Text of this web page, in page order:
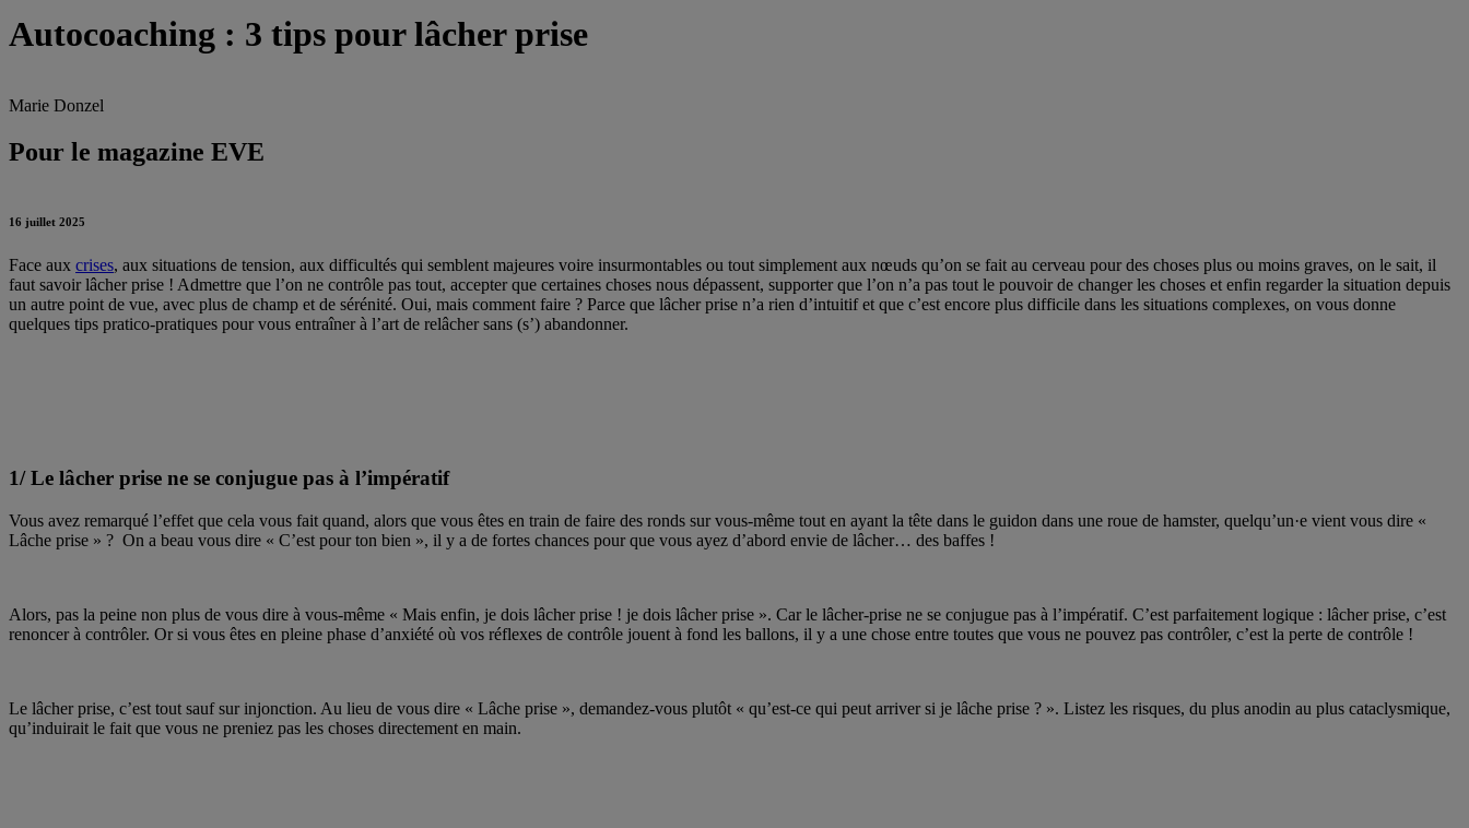
Autocoaching : 3 tips pour lâcher prise
Marie Donzel
Pour le magazine EVE
16 juillet 2025
Face aux crises, aux situations de tension, aux difficultés qui semblent majeures voire insurmontables ou tout simplement aux nœuds qu’on se fait au cerveau pour des choses plus ou moins graves, on le sait, il
faut savoir lâcher prise ! Admettre que l’on ne contrôle pas tout, accepter que certaines choses nous dépassent, supporter que l’on n’a pas tout le pouvoir de changer les choses et enfin regarder la situation depuis
un autre point de vue, avec plus de champ et de sérénité. Oui, mais comment faire ? Parce que lâcher prise n’a rien d’intuitif et que c’est encore plus difficile dans les situations complexes, on vous donne
quelques tips pratico-pratiques pour vous entraîner à l’art de relâcher sans (s’) abandonner.
1/ Le lâcher prise ne se conjugue pas à l’impératif
Vous avez remarqué l’effet que cela vous fait quand, alors que vous êtes en train de faire des ronds sur vous-même tout en ayant la tête dans le guidon dans une roue de hamster, quelqu’un·e vient vous dire «
Lâche prise » ? On a beau vous dire « C’est pour ton bien », il y a de fortes chances pour que vous ayez d’abord envie de lâcher… des baffes !
Alors, pas la peine non plus de vous dire à vous-même « Mais enfin, je dois lâcher prise ! je dois lâcher prise ». Car le lâcher-prise ne se conjugue pas à l’impératif. C’est parfaitement logique : lâcher prise, c’est
renoncer à contrôler. Or si vous êtes en pleine phase d’anxiété où vos réflexes de contrôle jouent à fond les ballons, il y a une chose entre toutes que vous ne pouvez pas contrôler, c’est la perte de contrôle !
Le lâcher prise, c’est tout sauf sur injonction. Au lieu de vous dire « Lâche prise », demandez-vous plutôt « qu’est-ce qui peut arriver si je lâche prise ? ». Listez les risques, du plus anodin au plus cataclysmique,
qu’induirait le fait que vous ne preniez pas les choses directement en main.